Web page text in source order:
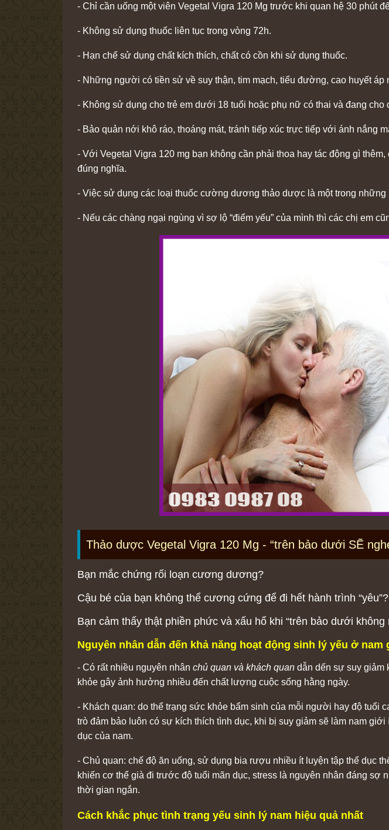
- Chỉ cần uống một viên Vegetal Vigra 120 Mg trước khi quan hệ 30 phút
- Không sử dụng thuốc liên tục trong vòng 72h.
- Hạn chế sử dụng chất kích thích, chất có cồn khi sử dụng thuốc.
- Những người có tiền sử về suy thận, tim mạch, tiểu đường, cao huyết
- Không sử dụng cho trẻ em dưới 18 tuổi hoặc phụ nữ có thai và đang cho
- Bảo quản nới khô ráo, thoáng mát, tránh tiếp xúc trực tiếp với ánh nắng
- Với Vegetal Vigra 120 mg bạn không cần phải thoa hay tác động gì
đúng nghĩa.
- Việc sử dụng các loại thuốc cường dương thảo dược là một trong
- Nếu các chàng ngại ngùng vì sợ lộ “điểm yếu” của mình thì các chị em
Thảo dược Vegetal Vigra 120 Mg - “trên bảo dưới SẼ
Bạn mắc chứng rối loạn cương dương?
Cậu bé của bạn không thể cương cứng để đi hết hành trình “yêu”?
Bạn cảm thấy thật phiền phức và xấu hổ khi “trên bảo dưới không
Nguyên nhân dẫn đến khả năng hoạt động sinh lý yếu ở nam
- Có rất nhiều nguyên nhân chủ quan và khách quan dẫn dến sự suy giảm
khỏe gây ảnh hưởng nhiều đến chất lượng cuộc sống hằng ngày.
- Khách quan: do thể trạng sức khỏe bẩm sinh của mỗi người hay độ tuổi
trò đảm bảo luôn có sự kích thích tình dục, khi bị suy giảm sẽ làm nam
dục của nam.
- Chủ quan: chế độ ăn uống, sử dụng bia rượu nhiều ít luyện tập thể dục
khiến cơ thể già đi trước độ tuổi mãn dục, stress là nguyên nhân đáng sợ
thời gian ngắn.
Cách khắc phục tình trạng yếu sinh lý nam hiệu quả nhất